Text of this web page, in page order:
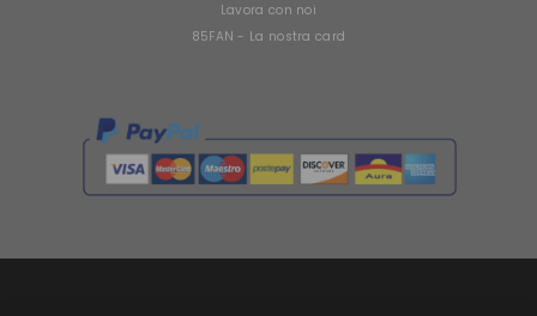
Lavora con noi
85FAN - La nostra card